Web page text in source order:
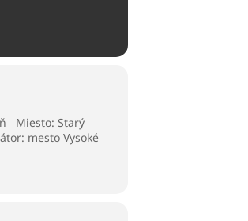
Miesto: Starý
mesto Vysoké